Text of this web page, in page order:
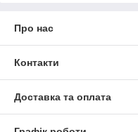
Про нас
Контакти
Доставка та оплата